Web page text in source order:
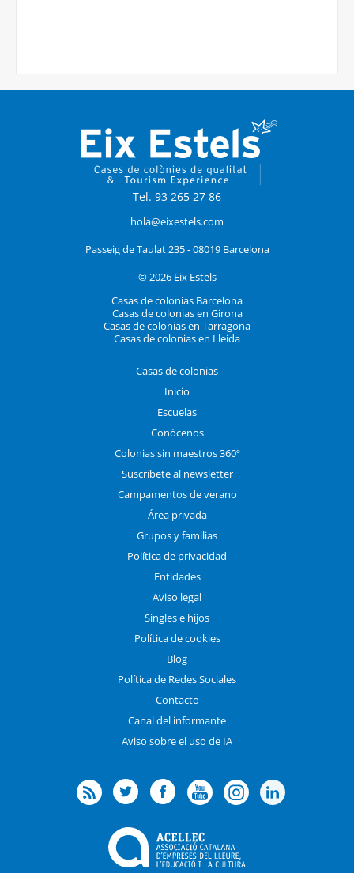
Tel. 93 265 27 86
hola@eixestels.com
Passeig de Taulat 235 - 08019 Barcelona
© 2026 Eix Estels
Casas de colonias Barcelona
Casas de colonias en Girona
Casas de colonias en Tarragona
Casas de colonias en Lleida
Casas de colonias
Inicio
Escuelas
Conócenos
Colonias sin maestros 360º
Suscríbete al newsletter
Campamentos de verano
Área privada
Grupos y familias
Política de privacidad
Entidades
Aviso legal
Singles e hijos
Política de cookies
Blog
Política de Redes Sociales
Contacto
Canal del informante
Aviso sobre el uso de IA